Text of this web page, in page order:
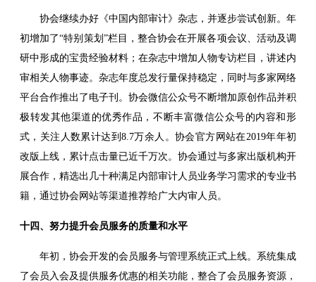
协会继续办好《中国内部审计》杂志 ，并逐步尝试创新。年
初增加了“特别策划”栏目，整合协会在开展各项会议、活动及调
研中形成的宝贵经验材料；在杂志中增加人物专访栏目，讲述内
审相关人物事迹。杂志年度总发行量保持稳定，同时与多家网络
平台合作推出了电子刊。协会微信公众号不断增加原创作品并积
极转发其他渠道的优秀作品，不断丰富微信公众号的内容和形
式，关注人数累计达到8.7万余人。协会官方网站在2019年年初
改版上线，累计点击量已近千万次。协会通过与多家出版机构开
展合作，精选出几十种满足内部审计人员业务学习需求的专业书
籍，通过协会网站等渠道推荐给广大内审人员。
十四、努力提升会员服务的质量和水平
年初，协会开发的会员服务与管理系统正式上线。系统集成
了会员入会及提供服务优惠的相关功能，整合了会员服务资源，